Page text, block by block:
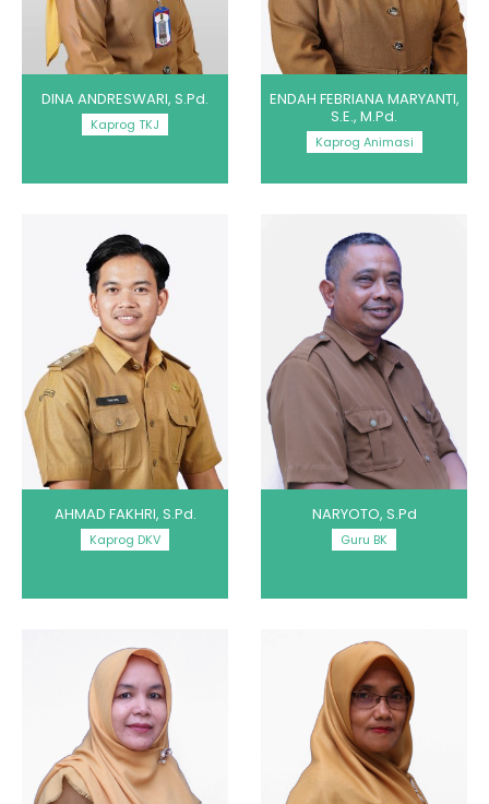
DINA ANDRESWARI, S.Pd.
Kaprog TKJ
ENDAH FEBRIANA MARYANTI,
S.E., M.Pd.
Kaprog Animasi
AHMAD FAKHRI, S.Pd.
Kaprog DKV
NARYOTO, S.Pd
Guru BK